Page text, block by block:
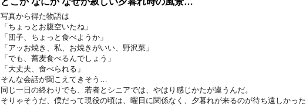
写真から得た物語は
「ちょっとお腹空いたね」
「団子、ちょっと食べようか」
「アッお焼き、私、お焼きがいい、野沢菜」
「でも、蕎麦食べるんでしょう」
「大丈夫、食べられる」
そんな会話が聞こえてきそう…
同じ一日の終わりでも、若者とシニアでは、やはり感じかたが違うんだ。
そりゃそうだ、僕だって現役の頃は、曜日に関係なく、夕暮れが来るのが待ち遠しかった